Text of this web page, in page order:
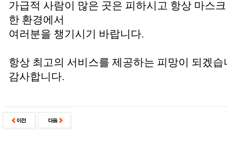
가급적 사람이 많은 곳은 피하시고 항상 마스
한 환경에서
여러분을 챙기시기 바랍니다.
항상 최고의 서비스를 제공하는 피망이 되겠
감사합니다.